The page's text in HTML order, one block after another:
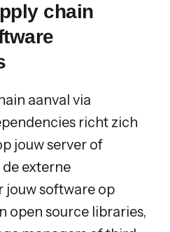
chain
aanval via
richt zich
jouw server of
externe
jouw software op
open source libraries,